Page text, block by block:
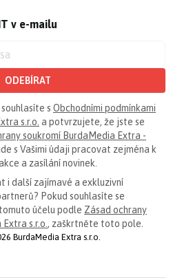
v e-mailu
ODEBÍRAT
s Obchodními podmínkami
s.r.o. a potvrzujete, že jste se
soukromí BurdaMedia Extra -
s Vašimi údaji pracovat zejména k
a zasílání novinek.
i další zajímavé a exkluzivní
Pokud souhlasíte se
účelu podle Zásad ochrany
s.r.o., zaškrtněte toto pole.
BurdaMedia Extra s.r.o.